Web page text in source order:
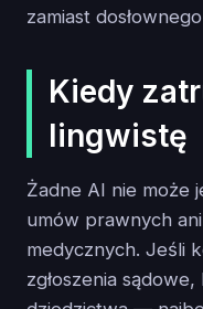
zamiast
Kiedy
lingwistę
Żadne AI nie może
umów prawnych
medycznych. Jeśli
zgłoszenia